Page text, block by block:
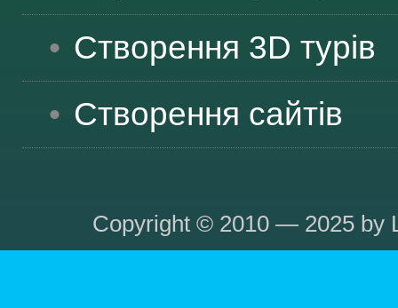
Створення 3D турів
Створення сайтів
Copyright © 2010 — 2025 by